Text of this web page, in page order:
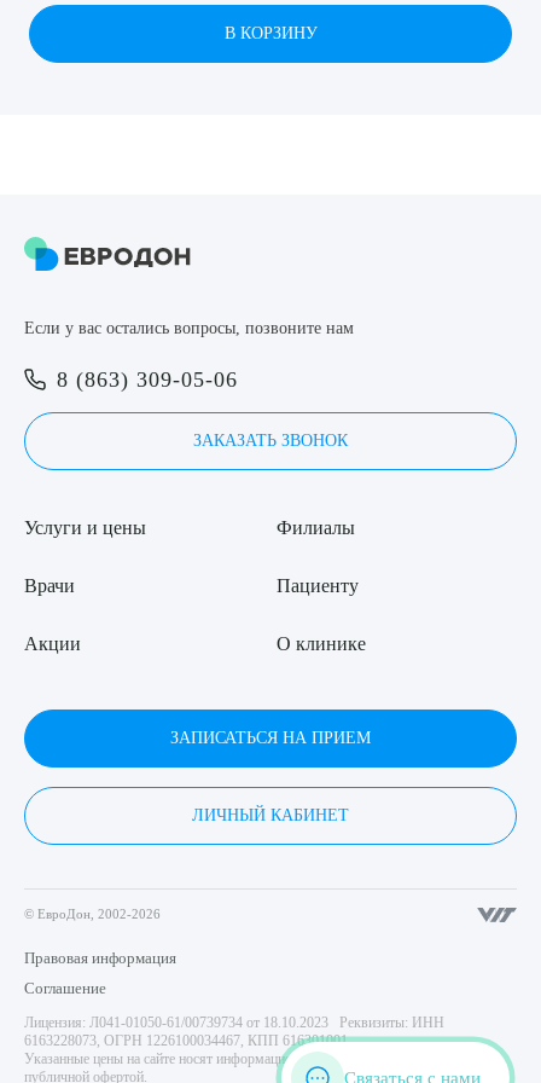
8 (863) 309-05-06
В КОРЗИНУ
Если у вас остались вопросы, позвоните нам
8 (863) 309-05-06
ЗАКАЗАТЬ ЗВОНОК
Услуги и цены
Врачи
Акции
Филиалы
Пациенту
О клинике
ЗАПИСАТЬСЯ НА ПРИЕМ
ЛИЧНЫЙ КАБИНЕТ
© ЕвроДон, 2002-2026
Правовая информация
Соглашение
Лицензия: Л041-01050-61/00739734 от 18.10.2023 Реквизиты: ИНН
6163228073, ОГРН 1226100034467, КПП 616301001
Указанные цены на сайте носят информационный характер и не являются
публичной офертой.
Связаться с нами
Выберите сопутствующую услугу